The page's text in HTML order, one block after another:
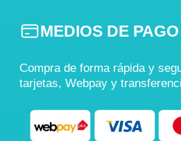
MEDIOS DE PAGO
Compra de forma rápida y
tarjetas, Webpay y